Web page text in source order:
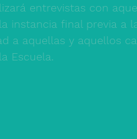
entrevistas con
instancia final previa a
a aquellas y aquellos
Escuela.